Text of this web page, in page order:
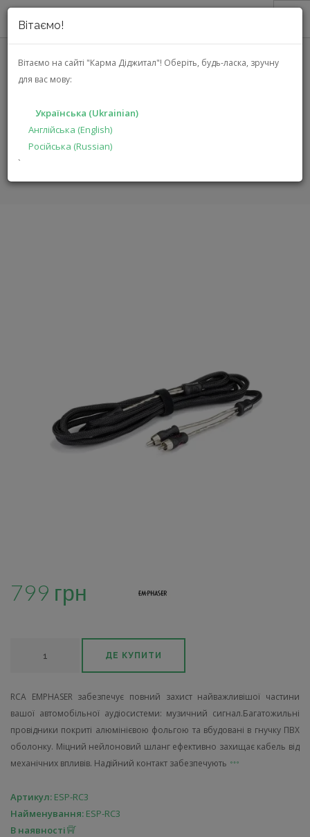
Вітаємо!
Вітаємо на сайті "Карма Діджитал"! Оберіть, будь-ласка, зручну
для вас мову:
Українська (Ukrainian)
Англійська (English)
Російська (Russian)
`
ПРО НАС
АКЦІЇ
РІШЕННЯ
ВИРОБНИКАМ
ГОЛОВНА КАТАЛОГ
799 грн
ДЕ КУПИТИ
RCA EMPHASER забезпечує повний захист найважливішої частини
вашої автомобільної аудіосистеми: музичний сигнал.Багатожильні
провідники покриті алюмінієвою фольгою та вбудовані в гнучку ПВХ
оболонку. Міцний нейлоновий шланг ефективно захищає кабель від
механічних впливів. Надійний контакт забезпечують
Артикул: ESP-RC3
Найменування: ESP-RC3
В наявності